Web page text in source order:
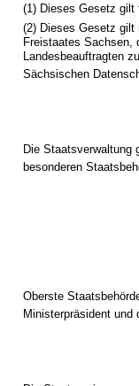
(1) Dieses Gesetz gilt
(2) Dieses Gesetz gilt
Freistaates Sachsen,
Landesbeauftragten
Sächsischen
Die Staatsverwaltung
besonderen
Oberste
Ministerpräsident